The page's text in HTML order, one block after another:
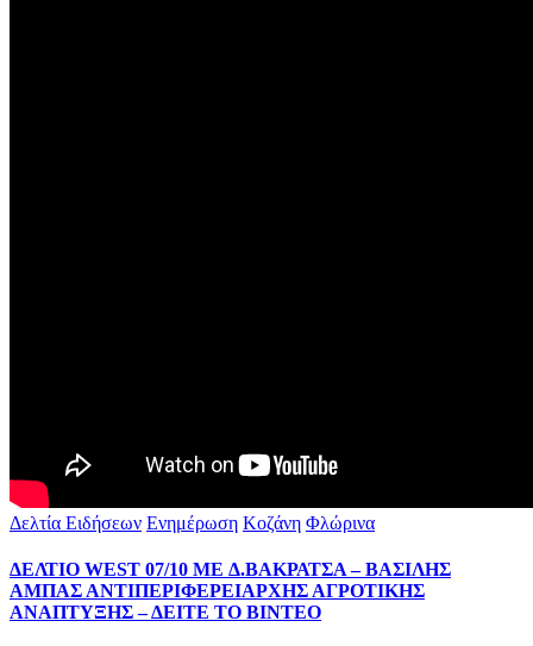
Categories
Δελτία Ειδήσεων Ενημέρωση Κοζάνη Φλώρινα
ΔΕΛΤΙΟ WEST 07/10 ME Δ.ΒΑΚΡΑΤΣΑ – ΒΑΣΙΛΗΣ
ΑΜΠΑΣ ΑΝΤΙΠΕΡΙΦΕΡΕΙΑΡΧΗΣ ΑΓΡΟΤΙΚΗΣ
ΑΝΑΠΤΥΞΗΣ – ΔΕΙΤΕ ΤΟ ΒΙΝΤΕΟ